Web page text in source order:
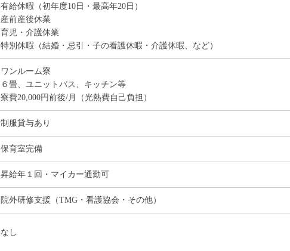
有給休暇（初年度10日・最高年20日）
産前産後休業
育児・介護休業
特別休暇（結婚・忌引・子の看護休暇・介護休暇、など）
ワンルーム寮
６畳、ユニットバス、キッチン等
寮費20,000円前後/月（光熱費自己負担）
制服貸与あり
保育室完備
昇給年１回・マイカー通勤可
院外研修支援（TMG・看護協会・その他）
なし